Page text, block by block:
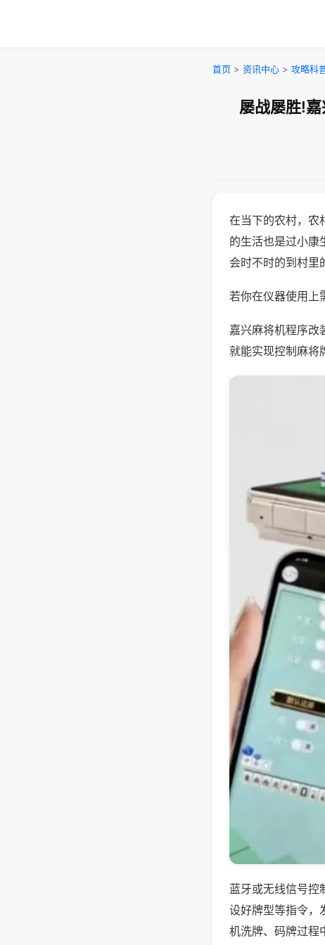
首页 > 资讯中心 > 攻略科
屡战屡胜!
在当下的农村，农
的生活也是过小康
会时不时的到村里
若你在仪器使用上
嘉兴麻将机程序改
就能实现控制麻将
蓝牙或无线信号控
设好牌型等指令，
机洗牌、码牌过程